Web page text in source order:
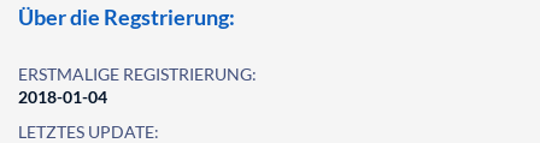
Über die Regstrierung:
ERSTMALIGE REGISTRIERUNG:
2018-01-04
LETZTES UPDATE: